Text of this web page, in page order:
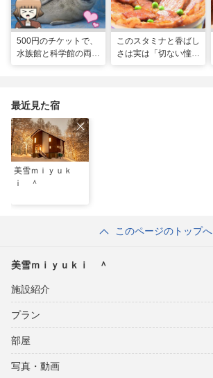
500円のチケットで、
水族館と科学館の両方
このスタミナと香ばし
さは実は「切ない憧
最近見た宿
美雪ｍｉｙｕｋ
ｉ ＾
このページのトップへ
美雪ｍｉｙｕｋｉ ＾
施設紹介
プラン
部屋
写真・動画